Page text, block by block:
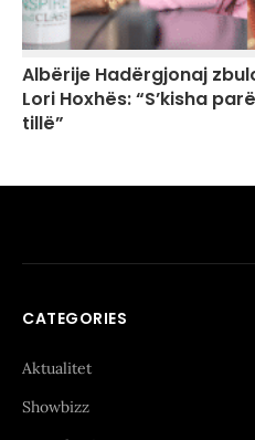
Albërije Hadërgjonaj
Lori Hoxhës: “S’kisha
tillë”
CATEGORIES
Aktualitet
Showbizz